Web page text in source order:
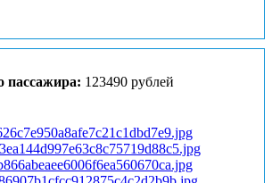
пассажира: 123490 рублей